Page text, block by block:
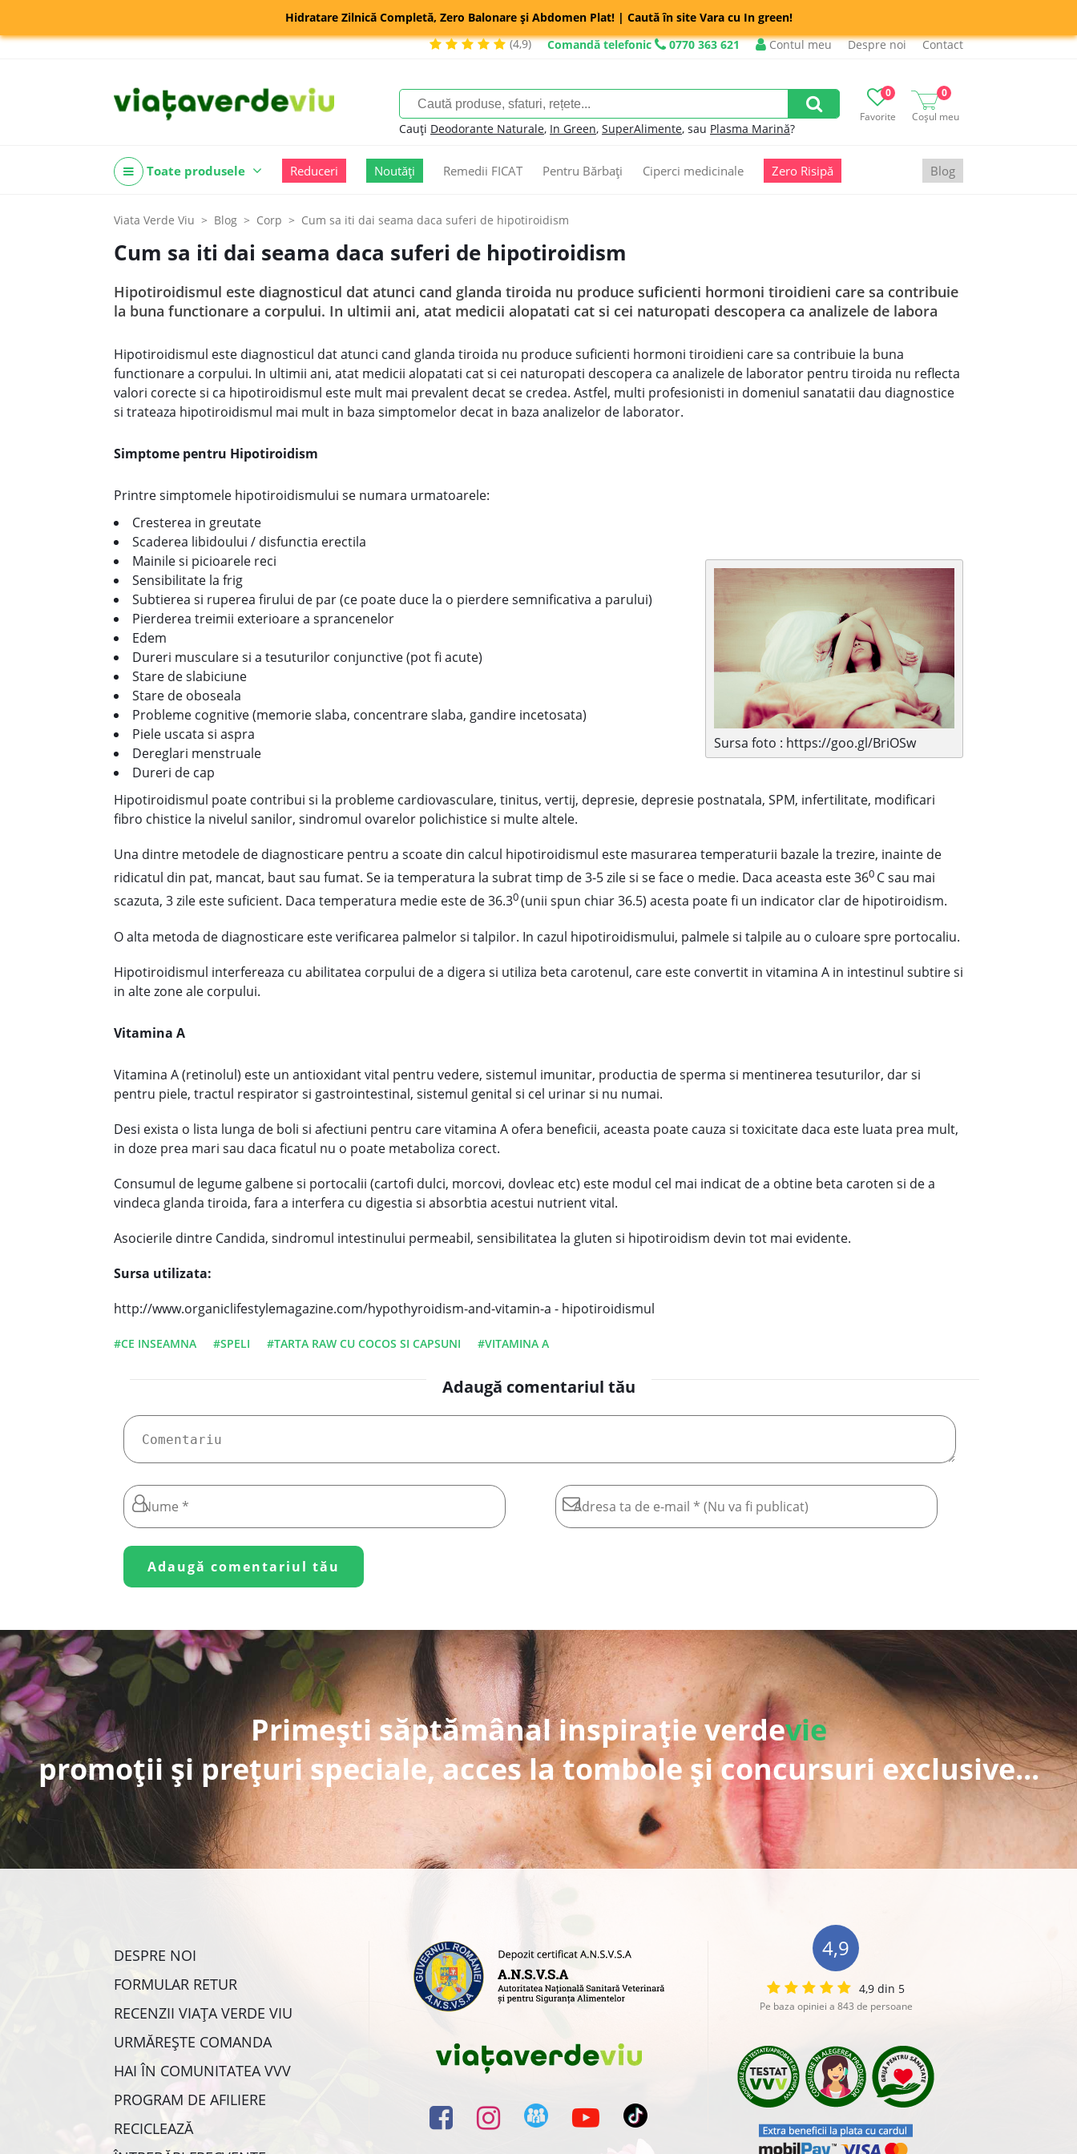
Hidratare Zilnică Completă, Zero Balonare și Abdomen Plat! | Caută în site Vara cu In green!
(4,9)
Comandă telefonic 0770 363 621 Contul meu Despre noi Contact
Favorite
0
Coșul meu
0
Cauți Deodorante Naturale, In Green, SuperAlimente, sau Plasma Marină?
Toate produsele Reduceri Noutăți Remedii FICAT Pentru Bărbați Ciperci medicinale Zero Risipă Blog
Viata Verde Viu Blog Corp Cum sa iti dai seama daca suferi de hipotiroidism
Cum sa iti dai seama daca suferi de hipotiroidism
Hipotiroidismul este diagnosticul dat atunci cand glanda tiroida nu produce suficienti hormoni tiroidieni care sa contribuie
la buna functionare a corpului. In ultimii ani, atat medicii alopatati cat si cei naturopati descopera ca analizele de labora
Hipotiroidismul este diagnosticul dat atunci cand glanda tiroida nu produce suficienti hormoni tiroidieni care sa contribuie la buna
functionare a corpului. In ultimii ani, atat medicii alopatati cat si cei naturopati descopera ca analizele de laborator pentru tiroida nu reflecta
valori corecte si ca hipotiroidismul este mult mai prevalent decat se credea. Astfel, multi profesionisti in domeniul sanatatii dau diagnostice
si trateaza hipotiroidismul mai mult in baza simptomelor decat in baza analizelor de laborator.
Simptome pentru Hipotiroidism
Printre simptomele hipotiroidismului se numara urmatoarele:
Cresterea in greutate
Scaderea libidoului / disfunctia erectila
Mainile si picioarele reci
Sursa foto : https://goo.gl/BriOSw
Sensibilitate la frig
Subtierea si ruperea firului de par (ce poate duce la o pierdere semnificativa a parului)
Pierderea treimii exterioare a sprancenelor
Edem
Dureri musculare si a tesuturilor conjunctive (pot fi acute)
Stare de slabiciune
Stare de oboseala
Probleme cognitive (memorie slaba, concentrare slaba, gandire incetosata)
Piele uscata si aspra
Dereglari menstruale
Dureri de cap
Hipotiroidismul poate contribui si la probleme cardiovasculare, tinitus, vertij, depresie, depresie postnatala, SPM, infertilitate, modificari
fibro chistice la nivelul sanilor, sindromul ovarelor polichistice si multe altele.
Una dintre metodele de diagnosticare pentru a scoate din calcul hipotiroidismul este masurarea temperaturii bazale la trezire, inainte de
ridicatul din pat, mancat, baut sau fumat. Se ia temperatura la subrat timp de 3-5 zile si se face o medie. Daca aceasta este 360 C sau mai
scazuta, 3 zile este suficient. Daca temperatura medie este de 36.30(unii spun chiar 36.5) acesta poate fi un indicator clar de hipotiroidism.
O alta metoda de diagnosticare este verificarea palmelor si talpilor. In cazul hipotiroidismului, palmele si talpile au o culoare spre portocaliu.
Hipotiroidismul interfereaza cu abilitatea corpului de a digera si utiliza beta carotenul, care este convertit in vitamina A in intestinul subtire si
in alte zone ale corpului.
Vitamina A
Vitamina A (retinolul) este un antioxidant vital pentru vedere, sistemul imunitar, productia de sperma si mentinerea tesuturilor, dar si
pentru piele, tractul respirator si gastrointestinal, sistemul genital si cel urinar si nu numai.
Desi exista o lista lunga de boli si afectiuni pentru care vitamina A ofera beneficii, aceasta poate cauza si toxicitate daca este luata prea mult,
in doze prea mari sau daca ficatul nu o poate metaboliza corect.
Consumul de legume galbene si portocalii (cartofi dulci, morcovi, dovleac etc) este modul cel mai indicat de a obtine beta caroten si de a
vindeca glanda tiroida, fara a interfera cu digestia si absorbtia acestui nutrient vital.
Asocierile dintre Candida, sindromul intestinului permeabil, sensibilitatea la gluten si hipotiroidism devin tot mai evidente.
Sursa utilizata:
http://www.organiclifestylemagazine.com/hypothyroidism-and-vitamin-a - hipotiroidismul
#CE INSEAMNA #SPELI #TARTA RAW CU COCOS SI CAPSUNI #VITAMINA A
Adaugă comentariul tău
Primești săptămânal inspirație verdevie
promoții și prețuri speciale, acces la tombole și concursuri exclusive...
DESPRE NOI
FORMULAR RETUR
RECENZII VIAȚA VERDE VIU
URMĂREȘTE COMANDA
HAI ÎN COMUNITATEA VVV
PROGRAM DE AFILIERE
RECICLEAZĂ
4,9
4,9 din 5
Pe baza opiniei a 843 de persoane